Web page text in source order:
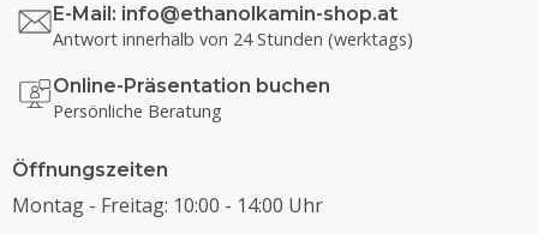
E-Mail: info@ethanolkamin-shop.at
Antwort innerhalb von 24 Stunden (werktags)
Online-Präsentation buchen
Persönliche Beratung
Öffnungszeiten
Montag - Freitag: 10:00 - 14:00 Uhr